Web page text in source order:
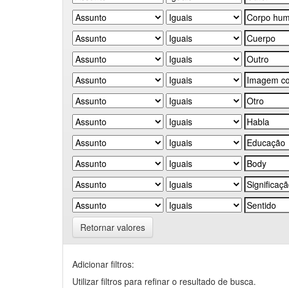
Retornar valores
Adicionar filtros:
Utilizar filtros para refinar o resultado de busca.